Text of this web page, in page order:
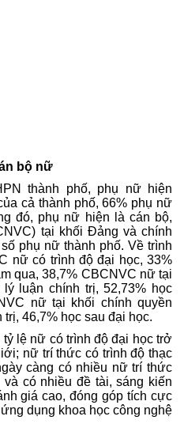
bộ nữ
thành phố, phụ nữ hiện
cả thành phố, 66% phụ nữ
đó, phụ nữ hiện là cán bộ,
tại khối Đảng và chính
phụ nữ thành phố. Về trình
nữ có trình độ đại học, 33%
qua, 38,7% CBCNVC nữ tại
luận chính trị, 52,73% học
nữ tại khối chính quyền
46,7% học sau đại học.
lệ nữ có trình độ đại học trở
nữ trí thức có trình độ thạc
càng có nhiều nữ trí thức
có nhiều đề tài, sáng kiến
giá cao, đóng góp tích cực
dụng khoa học công nghệ